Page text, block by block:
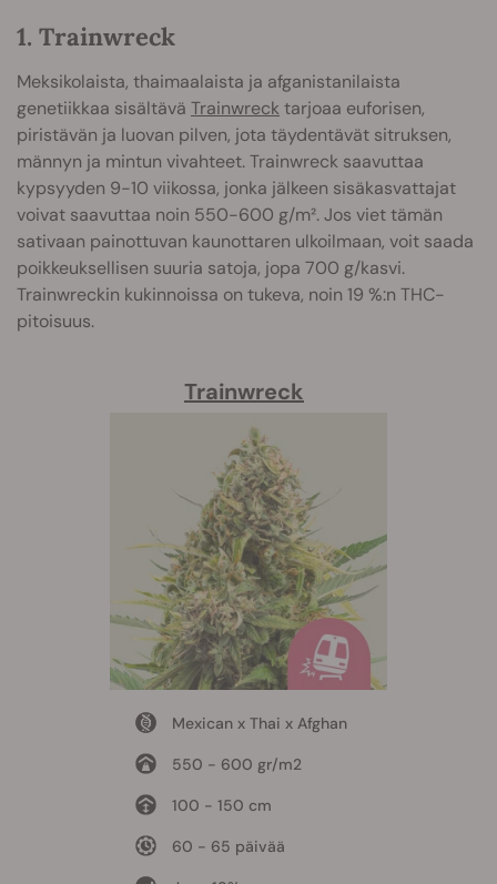
1. Trainwreck
Meksikolaista, thaimaalaista ja afganistanilaista
genetiikkaa sisältävä Trainwrecktarjoaa euforisen,
piristävän ja luovan pilven, jota täydentävät sitruksen,
männyn ja mintun vivahteet. Trainwreck saavuttaa
kypsyyden 9-10 viikossa, jonka jälkeen sisäkasvattajat
voivat saavuttaa noin 550-600 g/m². Jos viet tämän
sativaan painottuvan kaunottaren ulkoilmaan, voit saada
poikkeuksellisen suuria satoja, jopa 700 g/kasvi.
Trainwreckin kukinnoissa on tukeva, noin 19 %:n THC-
pitoisuus.
Trainwreck
Mexican x Thai x Afghan
550 - 600 gr/m2
100 - 150 cm
60 - 65 päivää